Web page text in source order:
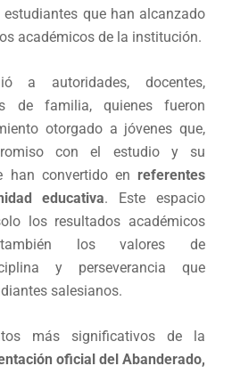
que han alcanzado
académicos de la institución.
a autoridades, docentes,
de familia, quienes fueron
otorgado a jóvenes que,
con el estudio y su
han convertido en referentes
educativa. Este espacio
los resultados académicos
los valores de
y perseverancia que
salesianos.
más significativos de la
oficial del Abanderado,